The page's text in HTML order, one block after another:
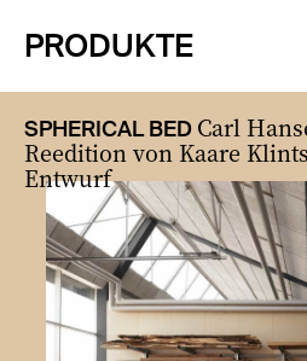
PRODUKTE
SPHERICAL BED Carl
Reedition von Kaare
Entwurf